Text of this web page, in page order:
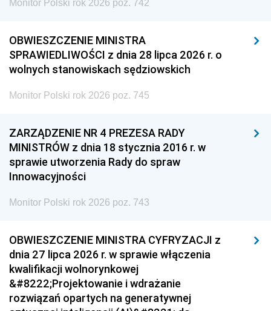
Monitor Polski rok 2026 poz. 742
OBWIESZCZENIE MINISTRA
SPRAWIEDLIWOŚCI z dnia 28 lipca 2026 r. o
wolnych stanowiskach sędziowskich
Monitor Polski rok 2026 poz. 745
ZARZĄDZENIE NR 4 PREZESA RADY
MINISTRÓW z dnia 18 stycznia 2016 r. w
sprawie utworzenia Rady do spraw
Innowacyjności
Monitor Polski rok 2026 poz. 743
OBWIESZCZENIE MINISTRA CYFRYZACJI z
dnia 27 lipca 2026 r. w sprawie włączenia
kwalifikacji wolnorynkowej
&#8222;Projektowanie i wdrażanie
rozwiązań opartych na generatywnej